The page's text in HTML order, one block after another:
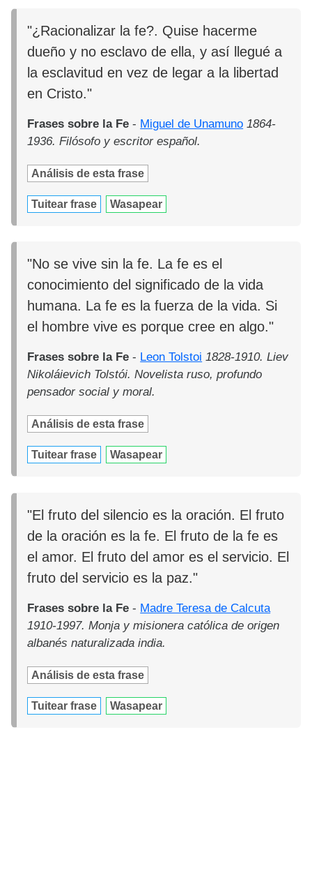
"¿Racionalizar la fe?. Quise hacerme
dueño y no esclavo de ella, y así llegué a
la esclavitud en vez de legar a la libertad
en Cristo."
Frases sobre la Fe - Miguel de Unamuno 1864-
1936. Filósofo y escritor español.
Análisis de esta frase
Tuitear frase Wasapear
"No se vive sin la fe. La fe es el
conocimiento del significado de la vida
humana. La fe es la fuerza de la vida. Si
el hombre vive es porque cree en algo."
Frases sobre la Fe - Leon Tolstoi 1828-1910. Liev
Nikoláievich Tolstói. Novelista ruso, profundo
pensador social y moral.
Análisis de esta frase
Tuitear frase Wasapear
"El fruto del silencio es la oración. El fruto
de la oración es la fe. El fruto de la fe es
el amor. El fruto del amor es el servicio. El
fruto del servicio es la paz."
Frases sobre la Fe - Madre Teresa de Calcuta
1910-1997. Monja y misionera católica de origen
albanés naturalizada india.
Análisis de esta frase
Tuitear frase Wasapear